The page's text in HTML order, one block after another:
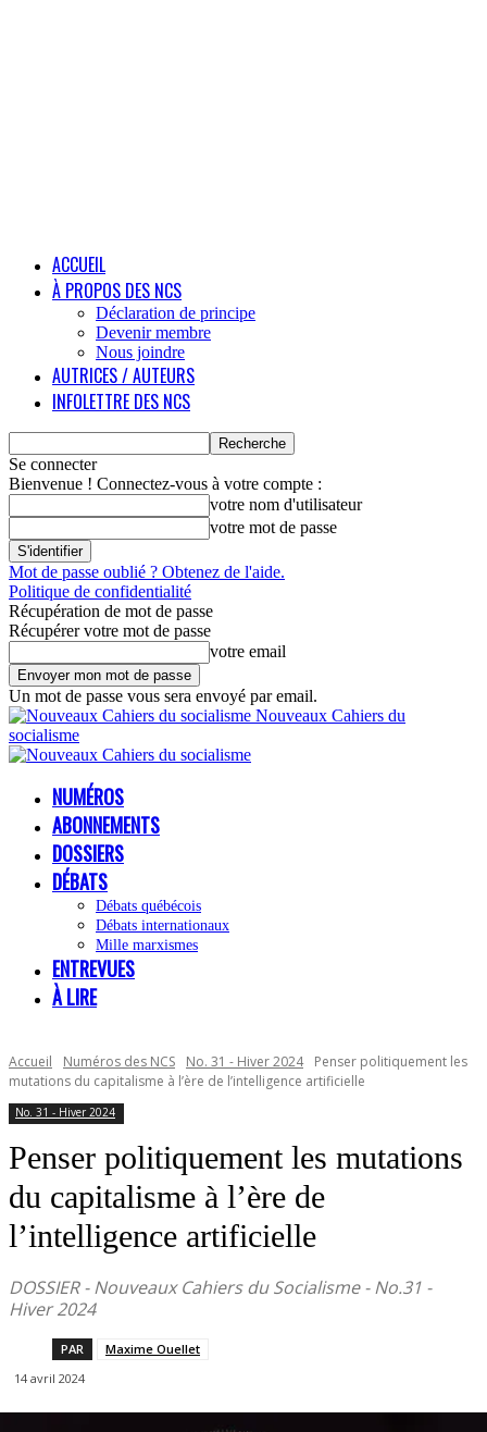
ACCUEIL
À PROPOS DES NCS
Déclaration de principe
Devenir membre
Nous joindre
AUTRICES / AUTEURS
INFOLETTRE DES NCS
Se connecter
Bienvenue ! Connectez-vous à votre compte :
votre nom d'utilisateur
votre mot de passe
Mot de passe oublié ? Obtenez de l'aide.
Politique de confidentialité
Récupération de mot de passe
Récupérer votre mot de passe
votre email
Un mot de passe vous sera envoyé par email.
Nouveaux Cahiers du
socialisme
NUMÉROS
ABONNEMENTS
DOSSIERS
DÉBATS
Débats québécois
Débats internationaux
Mille marxismes
ENTREVUES
À LIRE
Accueil Numéros des NCS No. 31 - Hiver 2024
Penser politiquement les
mutations du capitalisme à l’ère de l’intelligence artificielle
No. 31 - Hiver 2024
Penser politiquement les mutations
du capitalisme à l’ère de
l’intelligence artificielle
DOSSIER - Nouveaux Cahiers du Socialisme - No.31 -
Hiver 2024
PAR
Maxime Ouellet
14 avril 2024